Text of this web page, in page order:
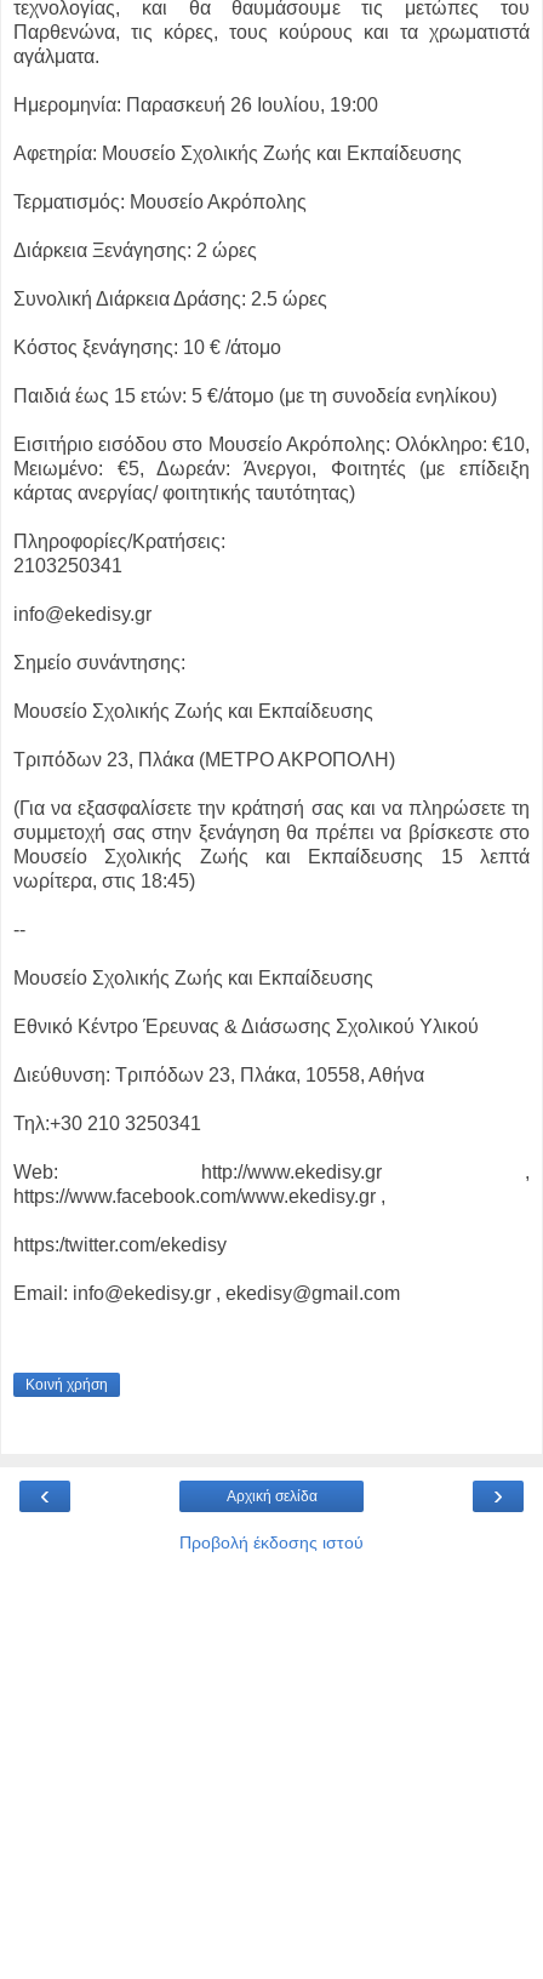
τεχνολογίας, και θα θαυμάσουμε τις μετώπες του
Παρθενώνα, τις κόρες, τους κούρους και τα χρωματιστά
αγάλματα.
Ημερομηνία: Παρασκευή 26 Ιουλίου, 19:00
Αφετηρία: Μουσείο Σχολικής Ζωής και Εκπαίδευσης
Τερματισμός: Μουσείο Ακρόπολης
Διάρκεια Ξενάγησης: 2 ώρες
Συνολική Διάρκεια Δράσης: 2.5 ώρες
Κόστος ξενάγησης: 10 € /άτομο
Παιδιά έως 15 ετών: 5 €/άτομο (με τη συνοδεία ενηλίκου)
Εισιτήριο εισόδου στο Μουσείο Ακρόπολης: Ολόκληρο: €10,
Μειωμένο: €5, Δωρεάν: Άνεργοι, Φοιτητές (με επίδειξη
κάρτας ανεργίας/ φοιτητικής ταυτότητας)
Πληροφορίες/Κρατήσεις:
2103250341
info@ekedisy.gr
Σημείο συνάντησης:
Μουσείο Σχολικής Ζωής και Εκπαίδευσης
Τριπόδων 23, Πλάκα (ΜΕΤΡΟ ΑΚΡΟΠΟΛΗ)
(Για να εξασφαλίσετε την κράτησή σας και να πληρώσετε τη
συμμετοχή σας στην ξενάγηση θα πρέπει να βρίσκεστε στο
Μουσείο Σχολικής Ζωής και Εκπαίδευσης 15 λεπτά
νωρίτερα, στις 18:45)
--
Μουσείο Σχολικής Ζωής και Εκπαίδευσης
Εθνικό Κέντρο Έρευνας & Διάσωσης Σχολικού Υλικού
Διεύθυνση: Τριπόδων 23, Πλάκα, 10558, Αθήνα
Τηλ:+30 210 3250341
Web: http://www.ekedisy.gr ,
https://www.facebook.com/www.ekedisy.gr ,
https:/twitter.com/ekedisy
Email: info@ekedisy.gr , ekedisy@gmail.com
Κοινή χρήση
‹ ›
Αρχική σελίδα
Προβολή έκδοσης ιστού